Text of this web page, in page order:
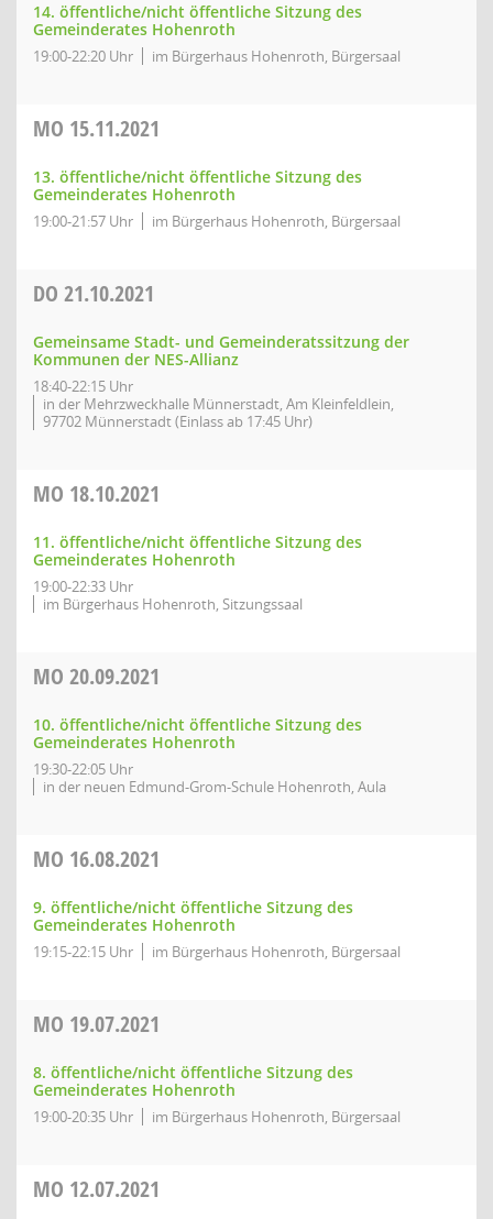
14. öffentliche/nicht öffentliche Sitzung des
Gemeinderates Hohenroth
19:00-22:20 Uhr im Bürgerhaus Hohenroth, Bürgersaal
MO 15.11.2021
13. öffentliche/nicht öffentliche Sitzung des
Gemeinderates Hohenroth
19:00-21:57 Uhr im Bürgerhaus Hohenroth, Bürgersaal
DO 21.10.2021
Gemeinsame Stadt- und Gemeinderatssitzung der
Kommunen der NES-Allianz
18:40-22:15 Uhr
in der Mehrzweckhalle Münnerstadt, Am Kleinfeldlein,
97702 Münnerstadt (Einlass ab 17:45 Uhr)
MO 18.10.2021
11. öffentliche/nicht öffentliche Sitzung des
Gemeinderates Hohenroth
19:00-22:33 Uhr
im Bürgerhaus Hohenroth, Sitzungssaal
MO 20.09.2021
10. öffentliche/nicht öffentliche Sitzung des
Gemeinderates Hohenroth
19:30-22:05 Uhr
in der neuen Edmund-Grom-Schule Hohenroth, Aula
MO 16.08.2021
9. öffentliche/nicht öffentliche Sitzung des
Gemeinderates Hohenroth
19:15-22:15 Uhr im Bürgerhaus Hohenroth, Bürgersaal
MO 19.07.2021
8. öffentliche/nicht öffentliche Sitzung des
Gemeinderates Hohenroth
19:00-20:35 Uhr im Bürgerhaus Hohenroth, Bürgersaal
MO 12.07.2021